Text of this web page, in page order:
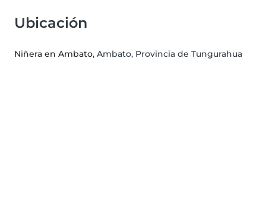
Ubicación
Niñera en Ambato, Ambato, Provincia de Tungurahua